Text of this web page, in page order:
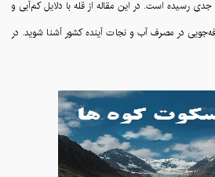
جدی رسیده است. در این مقاله از قله با دلایل کم‌آبی و
در مصرف آب و نجات آینده کشور آشنا شوید. در